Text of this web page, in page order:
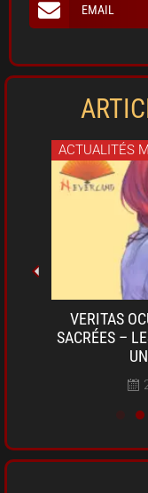
EMAIL
ACTUALITÉS
VERITAS
SACRÉES –